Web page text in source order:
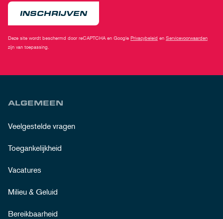
INSCHRIJVEN
Deze site wordt beschermd door reCAPTCHA en Google Privacybeleid en Servicevoorwaarden
zijn van toepassing.
ALGEMEEN
Veelgestelde vragen
Toegankelijkheid
Vacatures
Milieu & Geluid
Bereikbaarheid